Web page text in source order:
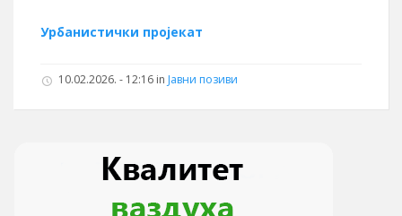
Урбанистички пројекат
10.02.2026. - 12:16 in Јавни позиви